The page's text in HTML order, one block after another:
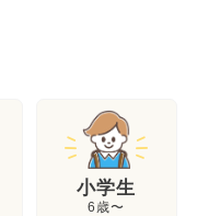
小学生
6歳〜